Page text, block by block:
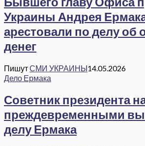
Украины Андрея
арестовали по делу об
денег
ПишутСМИ УКРАИНЫ14.05.2026
Дело Ермака
Советник президента
преждевременными
делу Ермака